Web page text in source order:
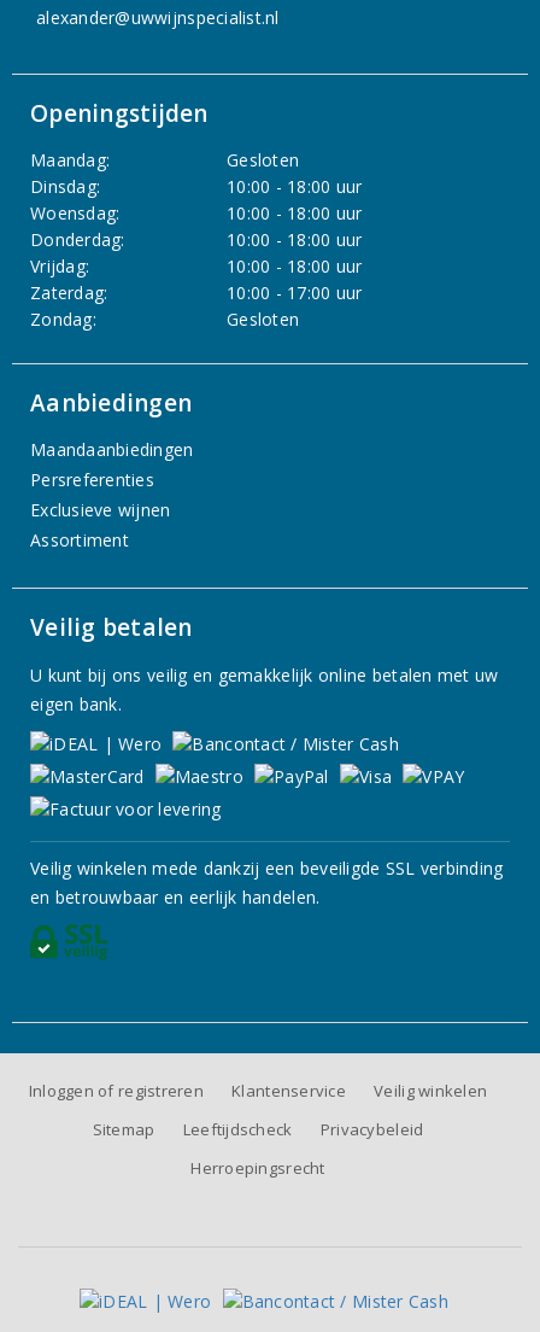
alexander@uwwijnspecialist.nl
Openingstijden
Maandag:
Gesloten
Dinsdag:
10:00 - 18:00 uur
Woensdag:
10:00 - 18:00 uur
Donderdag:
10:00 - 18:00 uur
Vrijdag:
10:00 - 18:00 uur
Zaterdag:
10:00 - 17:00 uur
Zondag:
Gesloten
Aanbiedingen
Maandaanbiedingen
Persreferenties
Exclusieve wijnen
Assortiment
Veilig betalen
U kunt bij ons veilig en gemakkelijk online betalen met uw
eigen bank.
Veilig winkelen mede dankzij een beveiligde SSL verbinding
en betrouwbaar en eerlijk handelen.
Inloggen of registreren Klantenservice
Veilig winkelen
Sitemap
Leeftijdscheck
Privacybeleid
Herroepingsrecht